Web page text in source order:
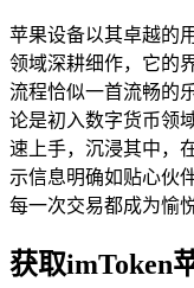
苹果设备以其卓越的
领域深耕细作，它的
流程恰似一首流畅的
论是初入数字货币领
速上手，沉浸其中，
示信息明确如贴心伙
每一次交易都成为愉
获取imToken